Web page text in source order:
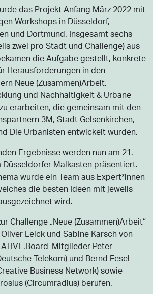
das Projekt Anfang März 2022 mit
Workshops in Düsseldorf,
und Dortmund. Insgesamt sechs
zwei pro Stadt und Challenge) aus
die Aufgabe gestellt, konkrete
Herausforderungen in den
Neue (Zusammen)Arbeit,
und Nachhaltigkeit & Urbane
erarbeiten, die gemeinsam mit den
3M, Stadt Gelsenkirchen,
Die Urbanisten entwickelt wurden.
Ergebnisse werden nun am 21.
Düsseldorfer Malkasten präsentiert.
wurde ein Team aus Expert*innen
die besten Ideen mit jeweils
wird.
Challenge „Neue (Zusammen)Arbeit“
Leick und Sabine Karsch von
Mitglieder Peter
Telekom) und Bernd Fesel
Business Network) sowie
(Circumradius) berufen.